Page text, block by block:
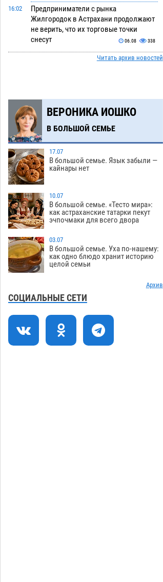
16:02
Предприниматели с рынка
Жилгородок в Астрахани продолжают
не верить, что их торговые точки
снесут
06.08 338
Ящерицу из астраханской пустыни
14:35
Буддийские святыни из Астрахани
выставили в музее Пушкина в Москве
13:50
Мэрия Астрахани переводит городские
зеленые зоны на автоматический
полив
06.08 260
13:13
Скончался второй ребенок после
пожара в Астрахани
12:49
Астраханские гандболисты с крупной
победы стартовали на Всероссийской
12:16
В астраханском селе невестка
изрешетила машину свекрови
11:45
Астраханские приставы выдворили 12
Шереметьево
11:08
Как астраханцы назвали своих детей в
июле
Читать архив новостей
ВЕРОНИКА ИОШКО
В БОЛЬШОЙ СЕМЬЕ
17.07
В большой семье. Язык забыли —
кайнары нет
10.07
В большой семье. «Тесто мира»:
как астраханские татарки пекут
эчпочмаки для всего двора
03.07
В большой семье. Уха по-нашему:
как одно блюдо хранит историю
целой семьи
Архив
СОЦИАЛЬНЫЕ СЕТИ